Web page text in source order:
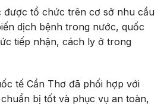
được tổ chức trên cơ sở nhu cầu
dịch bệnh trong nước, quốc
tiếp nhận, cách ly ở trong
tế Cần Thơ đã phối hợp với
bị tốt và phục vụ an toàn,